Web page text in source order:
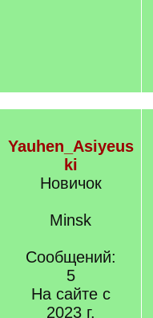
Yauhen_Asiyeus
ki
Новичок
Minsk
Сообщений:
5
На сайте с
2023 г.